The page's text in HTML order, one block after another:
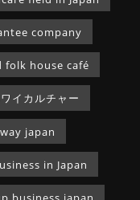
company
folk house café
イカルチャー
japan
in Japan